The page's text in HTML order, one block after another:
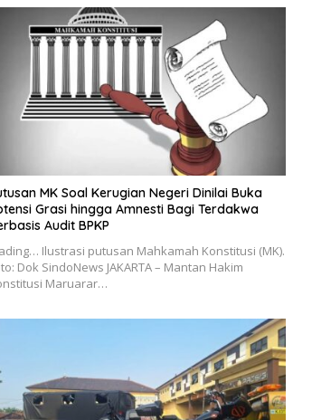
MK Soal Kerugian Negeri Dinilai Buka
Grasi hingga Amnesti Bagi Terdakwa
Audit BPKP
Ilustrasi putusan Mahkamah Konstitusi (MK).
Dok SindoNews JAKARTA – Mantan Hakim
Maruarar…